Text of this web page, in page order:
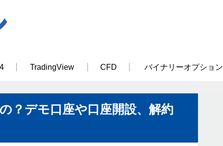
TradingView CFD バイナリーオプション
？デモ口座や口座開設、解約